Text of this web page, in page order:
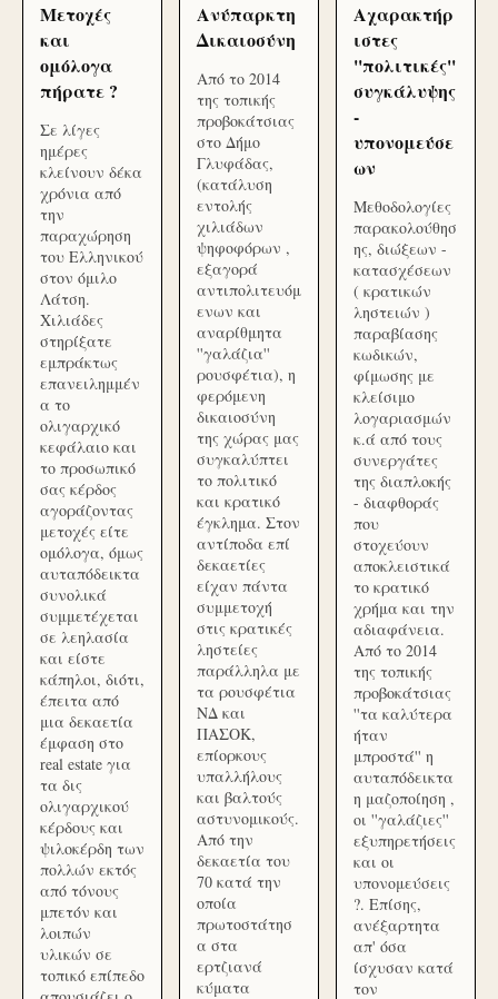
Μετοχές
και
ομόλογα
πήρατε ?
Σε λίγες
ημέρες
κλείνουν δέκα
χρόνια από
την
παραχώρηση
του Ελληνικού
στον όμιλο
Λάτση.
Χιλιάδες
στηρίξατε
εμπράκτως
επανειλημμέν
α το
ολιγαρχικό
κεφάλαιο και
το προσωπικό
σας κέρδος
αγοράζοντας
μετοχές είτε
ομόλογα, όμως
αυταπόδεικτα
συνολικά
συμμετέχεται
σε λεηλασία
και είστε
κάπηλοι, διότι,
έπειτα από
μια δεκαετία
έμφαση στο
real estate για
τα δις
ολιγαρχικού
κέρδους και
ψιλοκέρδη των
πολλών εκτός
από τόνους
μπετόν και
λοιπών
υλικών σε
τοπικό επίπεδο
Ανύπαρκτη
Δικαιοσύνη
Από το 2014
της τοπικής
προβοκάτσιας
στο Δήμο
Γλυφάδας,
(κατάλυση
εντολής
χιλιάδων
ψηφοφόρων ,
εξαγορά
αντιπολιτευόμ
ενων και
αναρίθμητα
''γαλάζια''
ρουσφέτια), η
φερόμενη
δικαιοσύνη
της χώρας μας
συγκαλύπτει
το πολιτικό
και κρατικό
έγκλημα. Στον
αντίποδα επί
δεκαετίες
είχαν πάντα
συμμετοχή
στις κρατικές
ληστείες
παράλληλα με
τα ρουσφέτια
ΝΔ και
ΠΑΣΟΚ,
επίορκους
υπαλλήλους
και βαλτούς
αστυνομικούς.
Από την
δεκαετία του
70 κατά την
οποία
πρωτοστάτησ
α στα
ερτζιανά
κύματα
Αχαρακτήρ
ιστες
''πολιτικές''
συγκάλυψης
-
υπονομεύσε
ων
Μεθοδολογίες
παρακολούθησ
ης, διώξεων -
κατασχέσεων
( κρατικών
ληστειών )
παραβίασης
κωδικών,
φίμωσης με
κλείσιμο
λογαριασμών
κ.ά από τους
συνεργάτες
της διαπλοκής
- διαφθοράς
που
στοχεύουν
αποκλειστικά
το κρατικό
χρήμα και την
αδιαφάνεια.
Από το 2014
της τοπικής
προβοκάτσιας
''τα καλύτερα
ήταν
μπροστά'' η
αυταπόδεικτα
η μαζοποίηση ,
οι ''γαλάζιες''
εξυπηρετήσεις
και οι
υπονομεύσεις
?. Επίσης,
ανέξαρτητα
απ' όσα
ίσχυσαν κατά
τον